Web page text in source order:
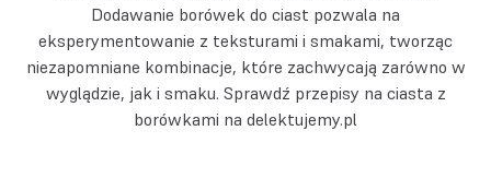
Dodawanie borówek do ciast pozwala na
eksperymentowanie z teksturami i smakami, tworząc
niezapomniane kombinacje, które zachwycają zarówno w
wyglądzie, jak i smaku. Sprawdź przepisy na ciasta z
borówkami na delektujemy.pl